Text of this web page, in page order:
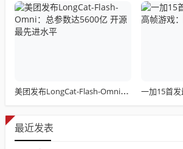
美团发布LongCat-Flash-Omni：总参数达5600亿 开源最先进水平
最近发表